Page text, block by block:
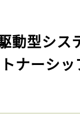
動型シ
ナーシ